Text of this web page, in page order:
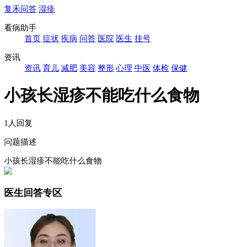
复禾问答 湿疹
看病助手
首页 症状 疾病 问答 医院 医生 挂号
资讯
资讯 育儿 减肥 美容 整形 心理 中医 体检 保健
小孩长湿疹不能吃什么食物
1人回复
问题描述
小孩长湿疹不能吃什么食物
医生回答专区